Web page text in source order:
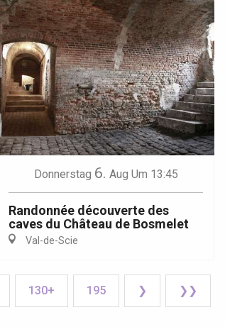
Donnerstag 6. Aug Um 13:45
Randonnée découverte des
caves du Château de Bosmelet
Val-de-Scie
130+ 195 ❯ ❯❯